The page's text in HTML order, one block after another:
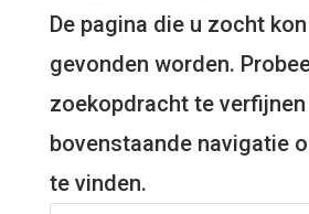
De pagina die u zocht
gevonden worden.
zoekopdracht te
bovenstaande navigatie
te vinden.